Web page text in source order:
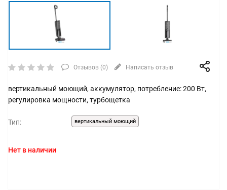
Отзывов (0) Написать отзыв
вертикальный моющий, аккумулятор, потребление: 200 Вт,
регулировка мощности, турбощетка
Тип: вертикальный моющий
Нет в наличии